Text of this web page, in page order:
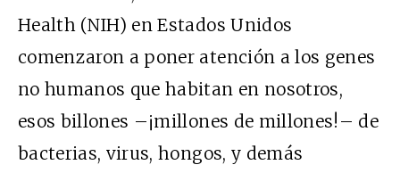
Health (NIH) en Estados Unidos
comenzaron a poner atención a los genes
no humanos que habitan en nosotros,
esos billones –¡millones de millones!– de
bacterias, virus, hongos, y demás